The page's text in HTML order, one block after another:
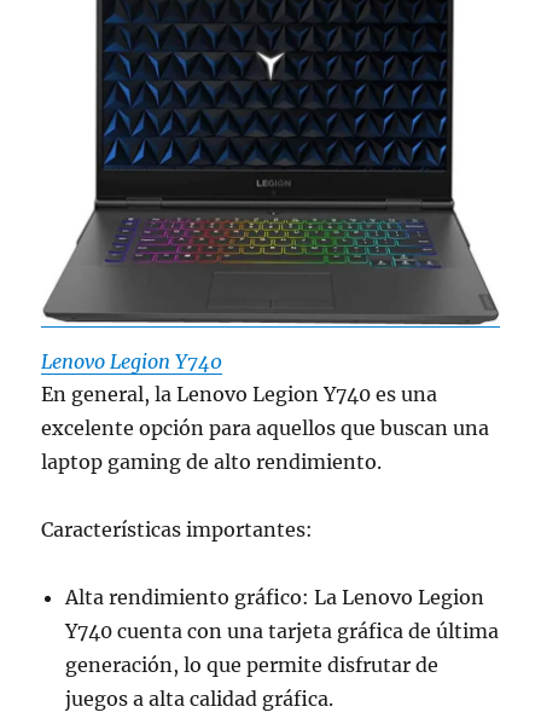
Lenovo Legion Y740
En general, la Lenovo Legion Y740 es una
excelente opción para aquellos que buscan una
laptop gaming de alto rendimiento.
Características importantes:
Alta rendimiento gráfico: La Lenovo Legion
Y740 cuenta con una tarjeta gráfica de última
generación, lo que permite disfrutar de
juegos a alta calidad gráfica.